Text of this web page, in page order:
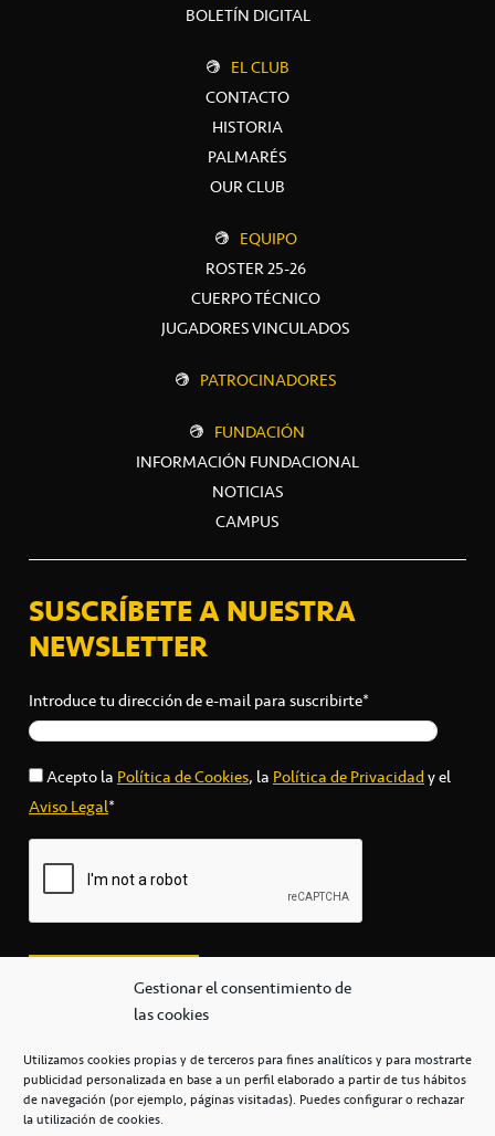
Gestionar el consentimiento de
las cookies
Utilizamos cookies propias y de terceros para fines analíticos y para mostrarte
publicidad personalizada en base a un perfil elaborado a partir de tus hábitos
de navegación (por ejemplo, páginas visitadas). Puedes configurar o rechazar
la utilización de cookies.
BOLETÍN DIGITAL
EL CLUB
CONTACTO
HISTORIA
PALMARÉS
OUR CLUB
EQUIPO
ROSTER 25-26
CUERPO TÉCNICO
JUGADORES VINCULADOS
PATROCINADORES
FUNDACIÓN
INFORMACIÓN FUNDACIONAL
NOTICIAS
CAMPUS
SUSCRÍBETE A NUESTRA
NEWSLETTER
Introduce tu dirección de e-mail para suscribirte*
Acepto laPolítica de Cookies, laPolítica de Privacidady el
Aviso Legal*
secretaria@cbcanarias.es
+34 922 253 684